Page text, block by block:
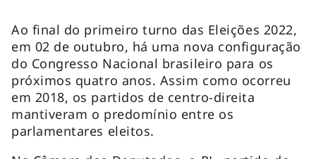
Ao final do primeiro turno das Eleições 2022,
em 02 de outubro, há uma nova configuração
do Congresso Nacional brasileiro para os
próximos quatro anos. Assim como ocorreu
em 2018, os partidos de centro-direita
mantiveram o predomínio entre os
parlamentares eleitos.